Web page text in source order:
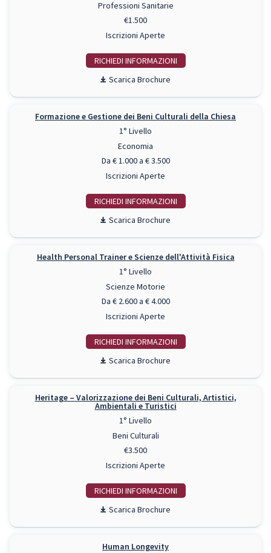
Professioni Sanitarie
€1.500
Iscrizioni Aperte
RICHIEDI INFO
Scarica Brochure
Formazione e Gestione dei Beni Culturali della Chiesa
1° Livello
Economia
Da € 1.000 a € 3.500
Iscrizioni Aperte
RICHIEDI INFO
Scarica Brochure
Health Personal Trainer e Scienze dell'Attività Fisica
1° Livello
Scienze Motorie
Da € 2.600 a € 4.000
Iscrizioni Aperte
RICHIEDI INFO
Scarica Brochure
Heritage – Valorizzazione dei Beni Culturali, Artistici,
Ambientali e Turistici
1° Livello
Beni Culturali
€3.500
Iscrizioni Aperte
RICHIEDI INFO
Scarica Brochure
Human Longevity